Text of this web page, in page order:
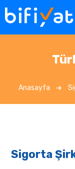
Anasayfa
Sigorta